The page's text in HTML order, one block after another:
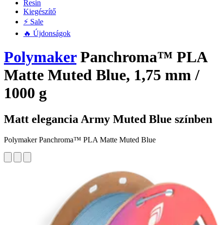
Resin
Kiegészítő
⚡ Sale
🔥 Újdonságok
PolymakerPanchroma™ PLA
Matte Muted Blue, 1,75 mm /
1000 g
Matt elegancia Army Muted Blue színben
Polymaker Panchroma™ PLA Matte Muted Blue